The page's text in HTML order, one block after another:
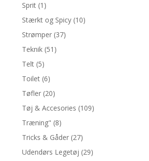
Sprit (1)
Stærkt og Spicy (10)
Strømper (37)
Teknik (51)
Telt (5)
Toilet (6)
Tøfler (20)
Tøj & Accesories (109)
Træning" (8)
Tricks & Gåder (27)
Udendørs Legetøj (29)